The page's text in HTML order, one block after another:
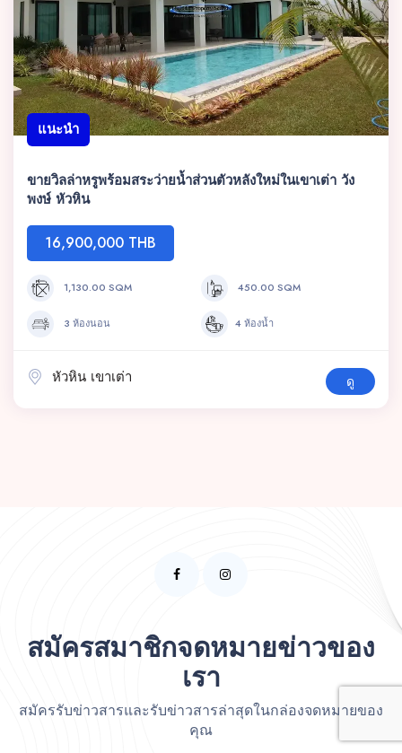
แนะนำ
ขายวิลล่าหรูพร้อมสระว่ายน้ำส่วนตัวหลังใหม่ในเขาเต่า วัง
พงษ์ หัวหิน
16,900,000 THB
1,130.00 SQM 450.00 SQM
3 ห้องนอน 4 ห้องน้ำ
หัวหิน เขาเต่า ดู
สมัครสมาชิกจดหมายข่าวของ
เรา
สมัครรับข่าวสารและรับข่าวสารล่าสุดในกล่องจดหมายของ
คุณ